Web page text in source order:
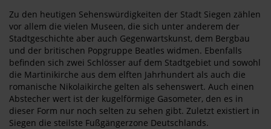
Zu den heutigen Sehenswürdigkeiten der Stadt Siegen zählen
vor allem die vielen Museen, die sich unter anderem der
Stadtgeschichte aber auch Gegenwartskunst, dem Bergbau
und der britischen Popgruppe Beatles widmen. Ebenfalls
befinden sich zwei Schlösser auf dem Stadtgebiet und sowohl
die Martinikirche aus dem elften Jahrhundert als auch die
romanische Nikolaikirche gelten als sehenswert. Auch einen
Abstecher wert ist der kugelförmige Gasometer, den es in
dieser Form nur noch selten zu sehen gibt. Zuletzt existiert in
Siegen die steilste Fußgängerzone Deutschlands.